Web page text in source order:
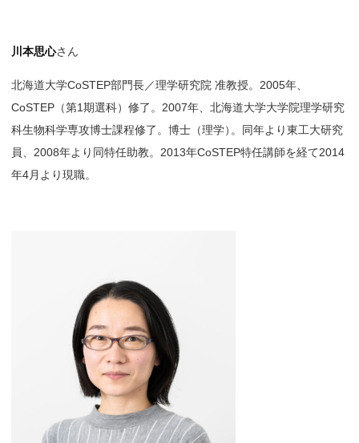
川本思心さん
北海道大学CoSTEP部門長／理学研究院 准教授。2005年、
CoSTEP（第1期選科）修了。2007年、北海道大学大学院理学研究
科生物科学専攻博士課程修了。博士（理学） 。同年より東工大研究
員、2008年より同特任助教。2013年CoSTEP特任講師を経て2014
年4月より現職。